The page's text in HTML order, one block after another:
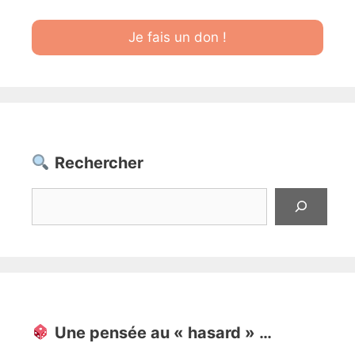
Je fais un don !
Rechercher
Une pensée au « hasard » …